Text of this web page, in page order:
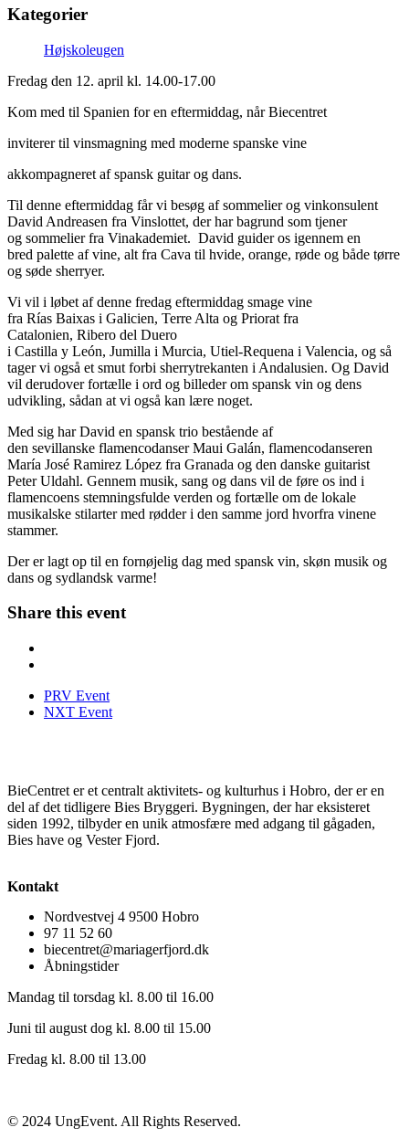
Kategorier
Højskoleugen
Fredag den 12. april kl. 14.00-17.00
Kom med til Spanien for en eftermiddag, når Biecentret
inviterer til vinsmagning med moderne spanske vine
akkompagneret af spansk guitar og dans.
Til denne eftermiddag får vi besøg af sommelier og vinkonsulent
David Andreasen fra Vinslottet, der har bagrund som tjener
og sommelier fra Vinakademiet. David guider os igennem en
bred palette af vine, alt fra Cava til hvide, orange, røde og både tørre
og søde sherryer.
Vi vil i løbet af denne fredag eftermiddag smage vine
fra Rías Baixas i Galicien, Terre Alta og Priorat fra
Catalonien, Ribero del Duero
i Castilla y León, Jumilla i Murcia, Utiel-Requena i Valencia, og så
tager vi også et smut forbi sherrytrekanten i Andalusien. Og David
vil derudover fortælle i ord og billeder om spansk vin og dens
udvikling, sådan at vi også kan lære noget.
Med sig har David en spansk trio bestående af
den sevillanske flamencodanser Maui Galán, flamencodanseren
María José Ramirez López fra Granada og den danske guitarist
Peter Uldahl. Gennem musik, sang og dans vil de føre os ind i
flamencoens stemningsfulde verden og fortælle om de lokale
musikalske stilarter med rødder i den samme jord hvorfra vinene
stammer.
Der er lagt op til en fornøjelig dag med spansk vin, skøn musik og
dans og sydlandsk varme!
Share this event
PRV Event
NXT Event
BieCentret er et centralt aktivitets- og kulturhus i Hobro, der er en
del af det tidligere Bies Bryggeri. Bygningen, der har eksisteret
siden 1992, tilbyder en unik atmosfære med adgang til gågaden,
Bies have og Vester Fjord.
Kontakt
Nordvestvej 4 9500 Hobro
97 11 52 60
biecentret@mariagerfjord.dk
Åbningstider
Mandag til torsdag kl. 8.00 til 16.00
Juni til august dog kl. 8.00 til 15.00
Fredag kl. 8.00 til 13.00
© 2024 UngEvent. All Rights Reserved.